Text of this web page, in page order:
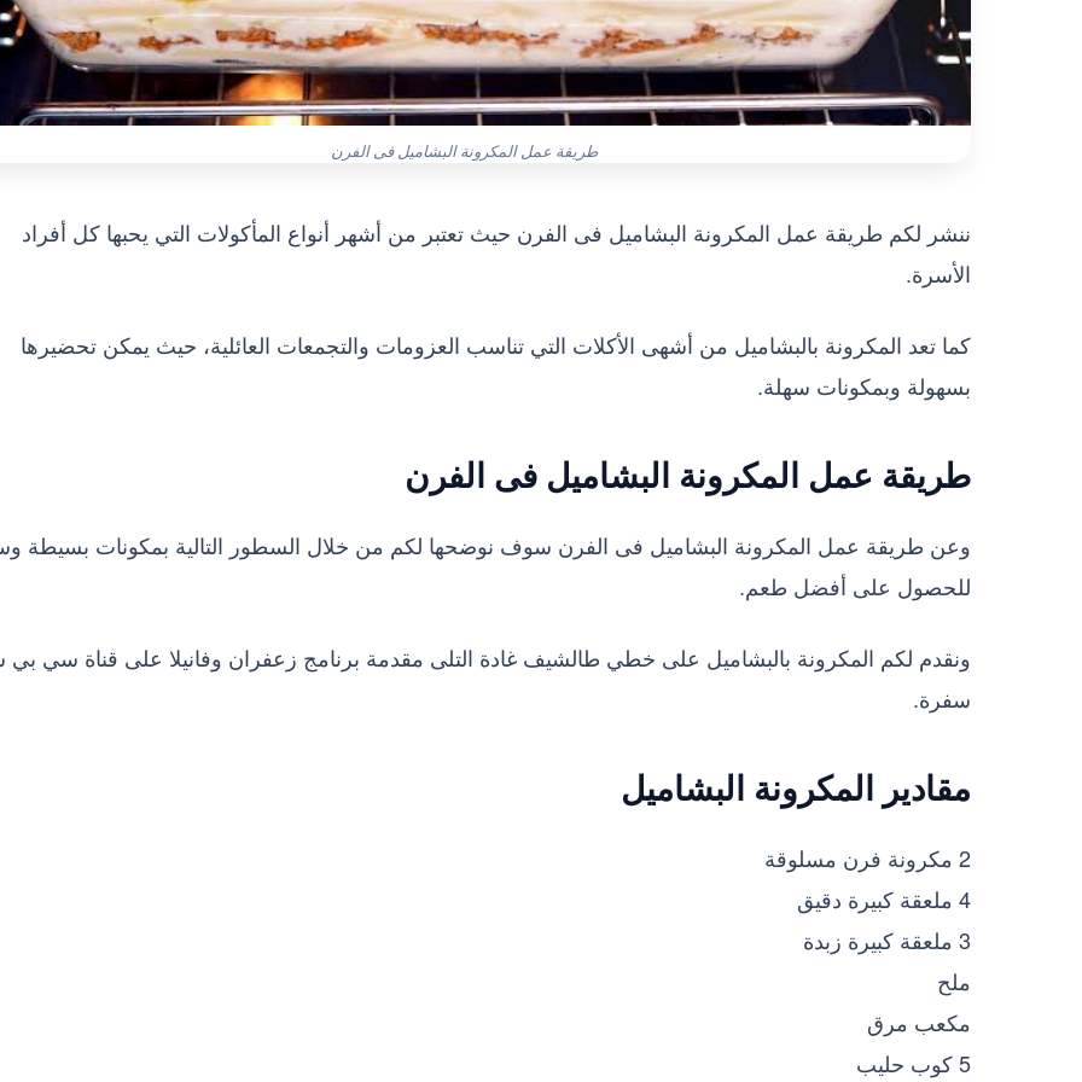
طريقة عمل المكرونة البشاميل فى الفرن
ننشر لكم طريقة عمل المكرونة البشاميل فى الفرن حيث تعتبر من أشهر أنواع المأكولات التي يحبها كل أفراد
الأسرة.
كما تعد المكرونة بالبشاميل من أشهى الأكلات التي تناسب العزومات والتجمعات العائلية، حيث يمكن تحضيرها
بسهولة وبمكونات سهلة.
طريقة عمل المكرونة البشاميل فى الفرن
وعن طريقة عمل المكرونة البشاميل فى الفرن سوف نوضحها لكم من خلال السطور التالية بمكونات بسيطة
للحصول على أفضل طعم.
ونقدم لكم المكرونة بالبشاميل على خطي طالشيف غادة التلى مقدمة برنامج زعفران وفانيلا على قناة سي
سفرة.
مقادير المكرونة البشاميل
2 مكرونة فرن مسلوقة
4 ملعقة كبيرة دقيق
3 ملعقة كبيرة زبدة
ملح
مكعب مرق
5 كوب حليب